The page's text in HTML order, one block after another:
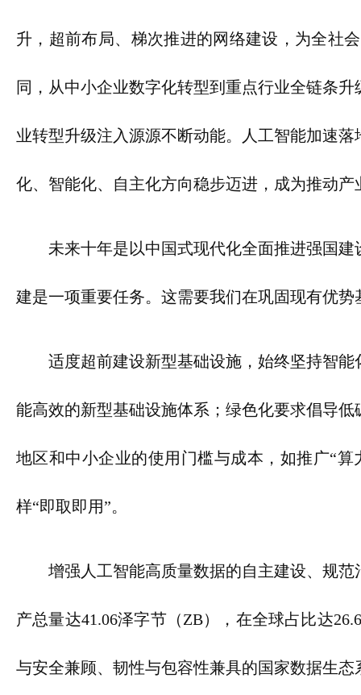
升，超前布局、梯次推进的网络建设，为全社
同，从中小企业数字化转型到重点行业全链条
业转型升级注入源源不断动能。人工智能加速
化、智能化、自主化方向稳步迈进，成为推动
未来十年是以中国式现代化全面推进强国
建是一项重要任务。这需要我们在巩固现有优
适度超前建设新型基础设施，始终坚持智
能高效的新型基础设施体系；绿色化要求倡导
地区和中小企业的使用门槛与成本，如推广“
样“即取即用”。
增强人工智能高质量数据的自主建设、规
产总量达41.06泽字节（ZB），在全球占比达
与安全兼顾、韧性与包容性兼具的国家数据生